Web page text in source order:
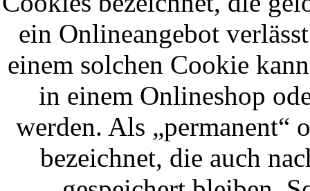
ein Onlineangebot
einem solchen Cookie
in einem Onlineshop
werden. Als „permanent“
bezeichnet, die auch